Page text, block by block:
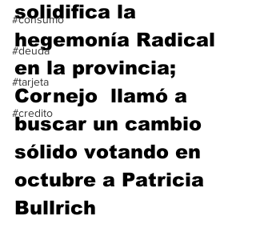
#consumo
#deuda
#tarjeta
#credito
solidifica la
hegemonía Radical
en la provincia;
Cornejo  llamó a
buscar un cambio
sólido votando en
octubre a Patricia
Bullrich